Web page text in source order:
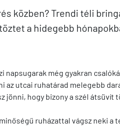
közben? Trendi téli
a hidegebb
napsugarak még gyakran
az utcai ruhatárad melegebb
jönni, hogy bizony a szél
ruházattal vágsz neki